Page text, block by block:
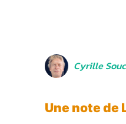
Cyrille
Une note de